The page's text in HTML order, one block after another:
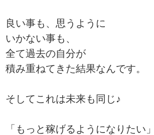
良い事も、思うように
いかない事も、
全て過去の自分が
積み重ねてきた結果なんです。
そしてこれは未来も同じ♪
「もっと稼げるようになりたい」